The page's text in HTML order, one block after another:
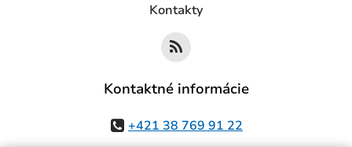
Kontakty
Kontaktné informácie
+421 38 769 91 22